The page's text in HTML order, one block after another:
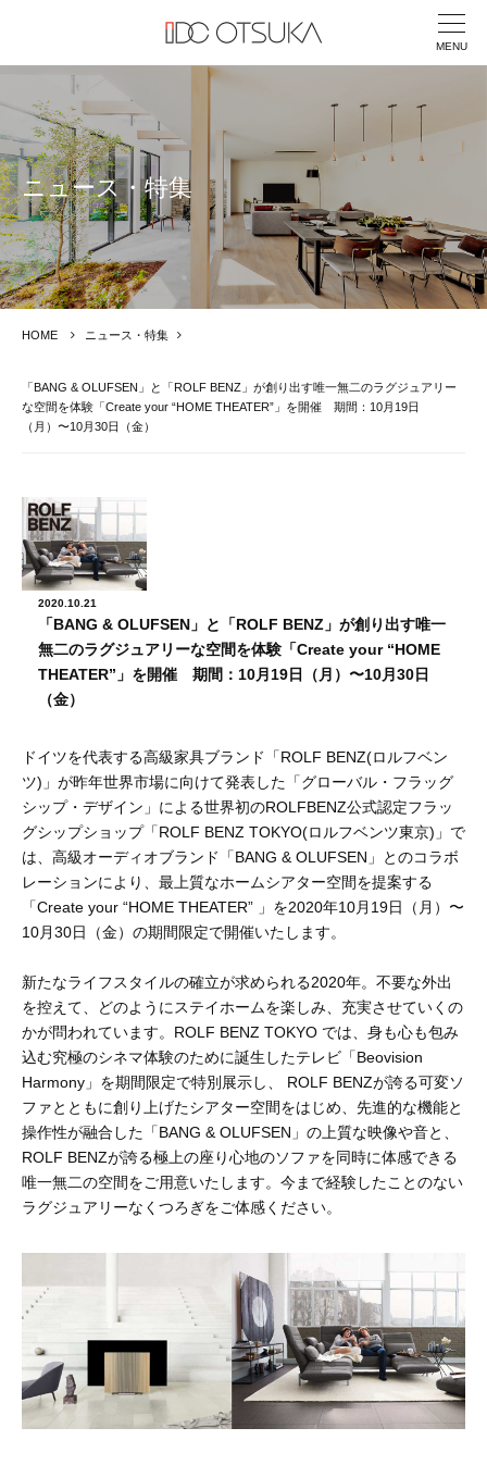
MENU
ニュース・特集
HOME ニュース・特集
「BANG & OLUFSEN」と「ROLF BENZ」が創り出す唯一無二のラグジュアリー
な空間を体験「Create your “HOME THEATER”」を開催 期間：10月19日
（月）〜10月30日（金）
2020.10.21
「BANG & OLUFSEN」と「ROLF BENZ」が創り出す唯一
無二のラグジュアリーな空間を体験「Create your “HOME
THEATER”」を開催 期間：10月19日（月）〜10月30日
（金）
ドイツを代表する高級家具ブランド「ROLF BENZ(ロルフベン
ツ)」が昨年世界市場に向けて発表した「グローバル・フラッグ
シップ・デザイン」による世界初のROLFBENZ公式認定フラッ
グシップショップ「ROLF BENZ TOKYO(ロルフベンツ東京)」で
は、高級オーディオブランド「BANG & OLUFSEN」とのコラボ
レーションにより、最上質なホームシアター空間を提案する
「Create your “HOME THEATER” 」を2020年10月19日（月）〜
10月30日（金）の期間限定で開催いたします。
新たなライフスタイルの確立が求められる2020年。不要な外出
を控えて、どのようにステイホームを楽しみ、充実させていくの
かが問われています。ROLF BENZ TOKYO では、身も心も包み
込む究極のシネマ体験のために誕生したテレビ「Beovision
Harmony」を期間限定で特別展示し、 ROLF BENZが誇る可変ソ
ファとともに創り上げたシアター空間をはじめ、先進的な機能と
操作性が融合した「BANG & OLUFSEN」の上質な映像や音と、
ROLF BENZが誇る極上の座り心地のソファを同時に体感できる
唯一無二の空間をご用意いたします。今まで経験したことのない
ラグジュアリーなくつろぎをご体感ください。